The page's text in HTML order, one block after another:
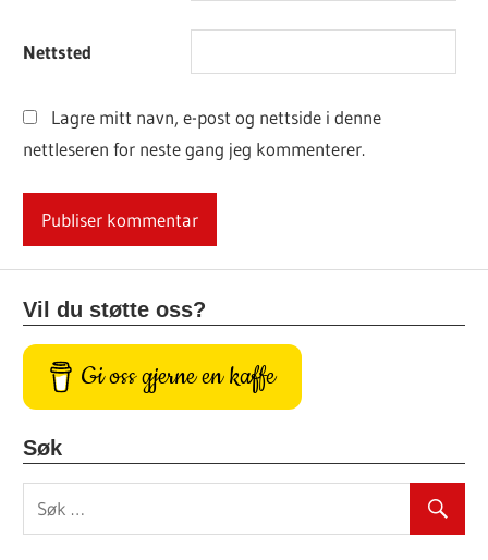
Nettsted
Lagre mitt navn, e-post og nettside i denne
nettleseren for neste gang jeg kommenterer.
Vil du støtte oss?
Gi oss gjerne en kaffe
Søk